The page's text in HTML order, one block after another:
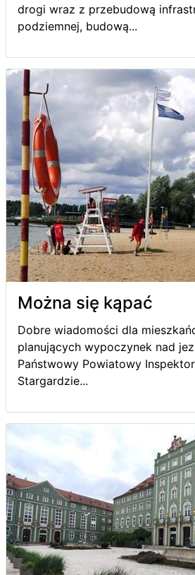
drogi wraz z przebudową
podziemnej, budową...
Można się kąpać
Dobre wiadomości dla
planujących wypoczynek nad
Państwowy Powiatowy
Stargardzie...